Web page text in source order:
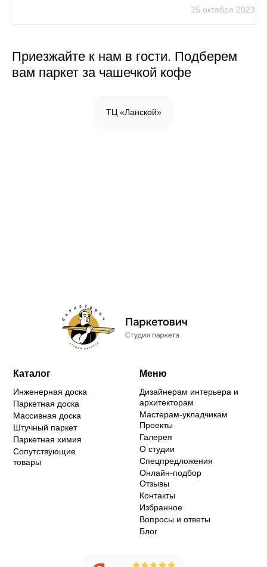
25 октября 2023
Приезжайте к нам в гости. Подберем
вам паркет за чашечкой кофе
ТЦ «Ланской»
Каталог
Инженерная доска
Паркетная доска
Массивная доска
Штучный паркет
Паркетная химия
Сопутствующие
товары
Меню
Дизайнерам интерьера и
архитекторам
Мастерам-укладчикам
Проекты
Галерея
О студии
Спецпредложения
Онлайн-подбор
Отзывы
Контакты
Избранное
Вопросы и ответы
Блог